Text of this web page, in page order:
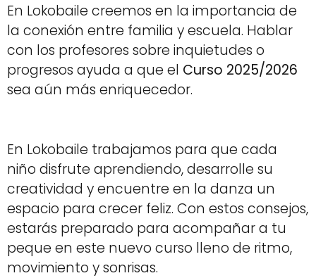
En Lokobaile creemos en la importancia de
la conexión entre familia y escuela. Hablar
con los profesores sobre inquietudes o
progresos ayuda a que el Curso 2025/2026
sea aún más enriquecedor.
En Lokobaile trabajamos para que cada
niño disfrute aprendiendo, desarrolle su
creatividad y encuentre en la danza un
espacio para crecer feliz. Con estos consejos,
estarás preparado para acompañar a tu
peque en este nuevo curso lleno de ritmo,
movimiento y sonrisas.